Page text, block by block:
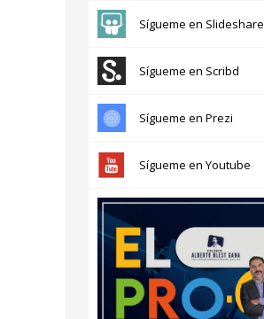
Sígueme en Slideshare
Sígueme en Scribd
Sígueme en Prezi
Sígueme en Youtube